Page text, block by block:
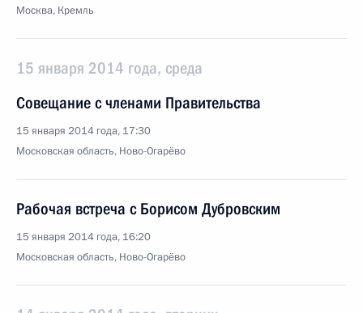
Москва, Кремль
15 января 2014 года, среда
Совещание с членами Правительства
15 января 2014 года, 17:30
Московская область, Ново-Огарёво
Рабочая встреча с Борисом Дубровским
15 января 2014 года, 16:20
Московская область, Ново-Огарёво